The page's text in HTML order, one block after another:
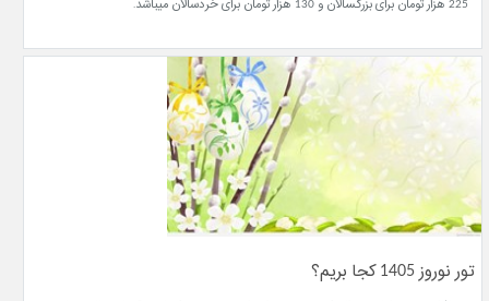
225 هزار تومان برای بزرگسالان و 130 هزار تومان برای خردسالان میباشد.
تور نوروز 1405 کجا بریم؟